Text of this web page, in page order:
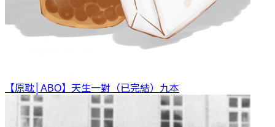
【原耽│ABO】天生一對（已完結） 九本